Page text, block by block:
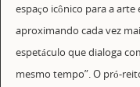
espaço icônico para a arte
aproximando cada vez
espetáculo que dialoga
mesmo tempo”. O pró-